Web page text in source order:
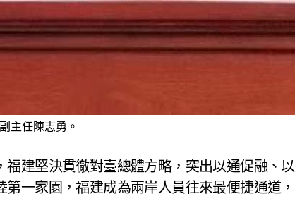
主任陳志勇。
建堅決貫徹對臺總體方略，突出以通促融、以
一家園，福建成為兩岸人員往來最便捷通道，